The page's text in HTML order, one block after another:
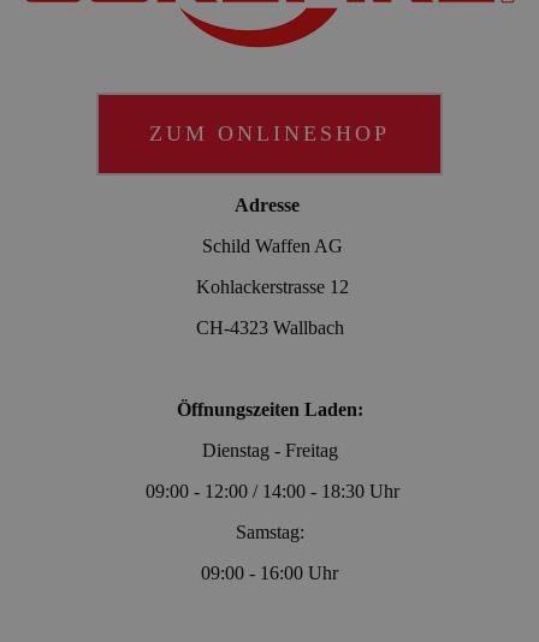
ZUM ONLINESHOP
Adresse
Schild Waffen AG
Kohlackerstrasse 12
CH-4323 Wallbach
Öffnungszeiten Laden:
Dienstag - Freitag
09:00 - 12:00 / 14:00 - 18:30 Uhr
Samstag:
09:00 - 16:00 Uhr